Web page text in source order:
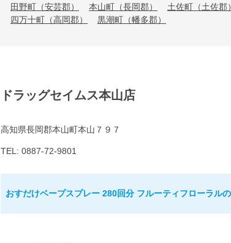
田野町（安芸郡）
本山町（長岡郡）
土佐町（土佐郡
四万十町（高岡郡）
黒潮町（幡多郡）
ドラッグセイムス本山店
高知県長岡郡本山町本山７９７
TEL: 0887-72-9801
おすだけベープスプレー 280回分 フルーティフローラル